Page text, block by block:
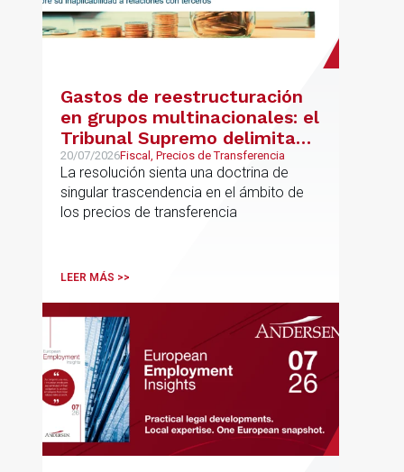
Gastos de reestructuración
en grupos multinacionales: el
Tribunal Supremo delimita
con precisión los límites de la
normativa de precios de
transferencia y fija doctrina
sobre su inaplicabilidad a
20/07/2026Fiscal, Precios de Transferencia
La resolución sienta una doctrina de
singular trascendencia en el ámbito de
los precios de transferencia
LEER MÁS >>